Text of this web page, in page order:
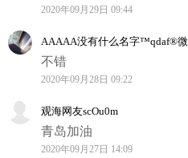
2020年09月29日 09:44
AAAAA没有什么名字™qdaf®微
不错
2020年09月28日 09:22
观海网友scOu0m
青岛加油
2020年09月27日 14:09